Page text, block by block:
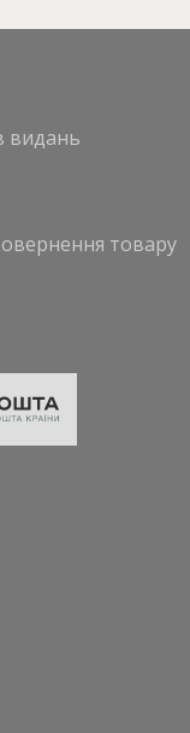
видань
товару